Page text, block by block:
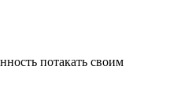
потакать своим